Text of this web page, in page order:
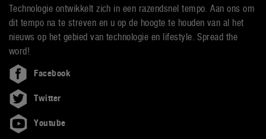
Technologie ontwikkelt zich in een razendsnel tempo. Aan ons om
dit tempo na te streven en u op de hoogte te houden van al het
nieuws op het gebied van technologie en lifestyle. Spread the
word!
Facebook
Twitter
Youtube